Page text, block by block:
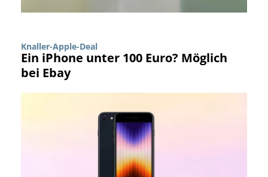
Knaller-Apple-Deal
Ein iPhone unter 100 Euro? Möglich
bei Ebay